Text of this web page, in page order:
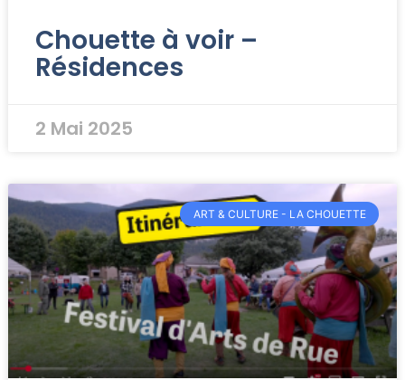
Chouette à voir –
Résidences
2 Mai 2025
ART & CULTURE - LA CHOUETTE